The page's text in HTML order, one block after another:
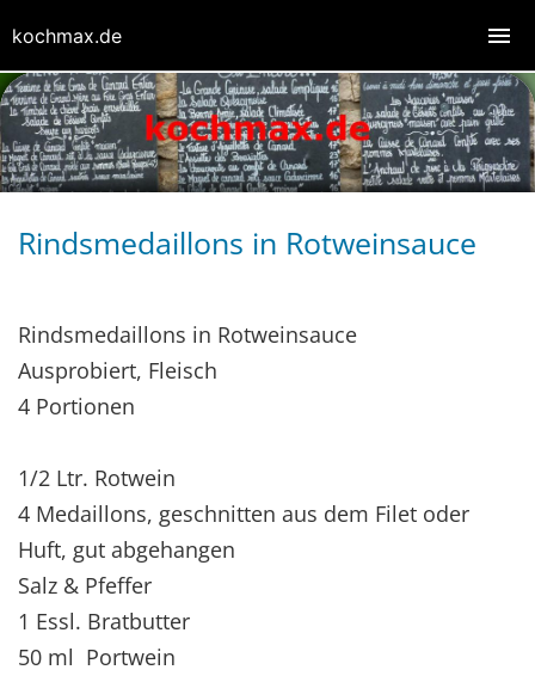
Rindsmedaillons in Rotweinsauce
Rindsmedaillons in Rotweinsauce
Ausprobiert, Fleisch
4 Portionen
1/2 Ltr. Rotwein
4 Medaillons, geschnitten aus dem Filet oder
Huft, gut abgehangen
Salz & Pfeffer
1 Essl. Bratbutter
50 ml Portwein
kochmax.de